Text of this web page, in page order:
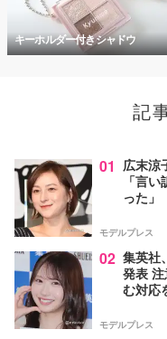
キーホルダー付きシャドウ
記
01 広末涼
「言
った」
モデルプレス
02 集英社
発表
む対応
モデルプレス